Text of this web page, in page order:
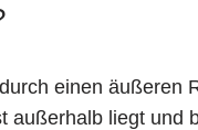
einen äußeren
außerhalb liegt und